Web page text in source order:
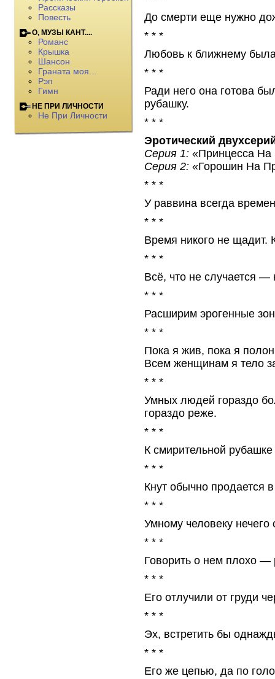
До смерти еще нужно
* * *
Любовь к ближнему
* * *
Ради него она готова
рубашку.
* * *
Эротический
Серия 1: «Принцесса На
Серия 2: «Горошин На
* * *
У раввина всегда
* * *
Время никого не щадит.
* * *
Всё, что не случается —
* * *
Расширим эрогенные
* * *
Пока я жив, пока я
Всем женщинам я тело
* * *
Умных людей гораздо
гораздо реже.
* * *
К смирительной
* * *
Кнут обычно продается в
* * *
Умному человеку нечего
* * *
Говорить о нем плохо —
* * *
Его отлучили от груди
* * *
Эх, встретить бы
* * *
Его же цепью, да по
Рассказы
Повесть
О, МУЗЫ КАНТ....
Романс
Крышка
Шансон
Граната моя...
Рэп
Гимн
НЕ ПРИ ЛИЧНОСТИ
Не При Личности